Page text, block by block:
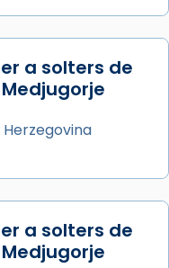
i als
de Barcelona.
el cardenal Joan
missa i l’ha
de Barcelona,
a solters de
Herzegovina
a solters de